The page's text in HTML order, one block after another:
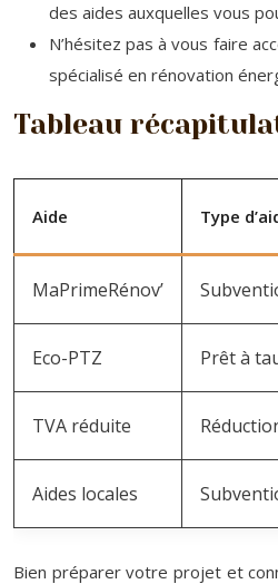
des aides auxquelles vous
N’hésitez pas à vous faire
spécialisé en rénovation
Tableau
Aide Type
MaPrimeRénov’
Eco-PTZ Prêt à
TVA réduite
Aides locales
Bien préparer votre projet et